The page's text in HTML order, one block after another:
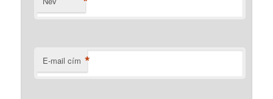
E-mail cím *